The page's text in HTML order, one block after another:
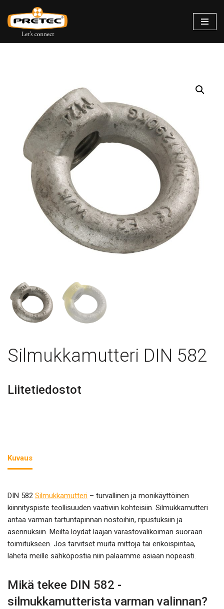
Siirry
suoraan
Silmukkamutteri DIN 582
Liitetiedostot
Kuvaus
DIN 582 Silmukkamutteri – turvallinen ja monikäyttöinen
kiinnityspiste teollisuuden vaativiin kohteisiin. Silmukkamutteri
antaa varman tartuntapinnan nostoihin, ripustuksiin ja
asennuksiin. Meiltä löydät laajan varastovalikoiman suoraan
toimitukseen. Jos tarvitset muita mittoja tai erikoispintaa,
lähetä meille sähköpostia niin palaamme asiaan nopeasti.
Mikä tekee DIN 582 -
silmukkamutterista varman valinnan?